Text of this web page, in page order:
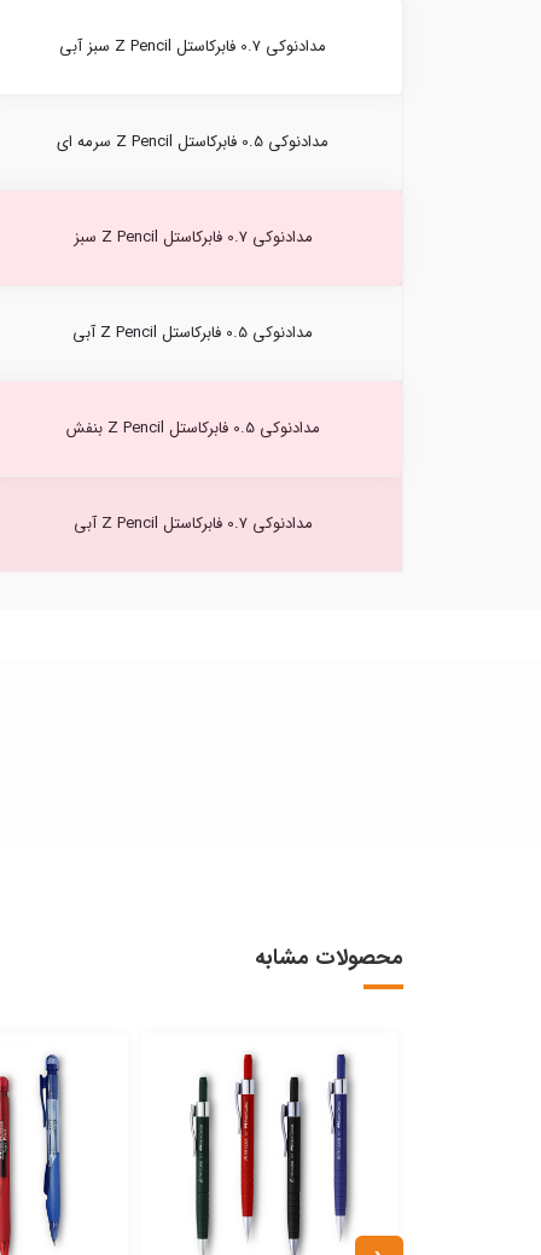
مدادنوکی 0.7 فابرکاستل Z Pencil سبز آبی
مدادنوکی 0.5 فابرکاستل Z Pencil سرمه ای
مدادنوکی 0.7 فابرکاستل Z Pencil سبز
مدادنوکی 0.5 فابرکاستل Z Pencil آبی
مدادنوکی 0.5 فابرکاستل Z Pencil بنفش
مدادنوکی 0.7 فابرکاستل Z Pencil آبی
محصولات مشابه